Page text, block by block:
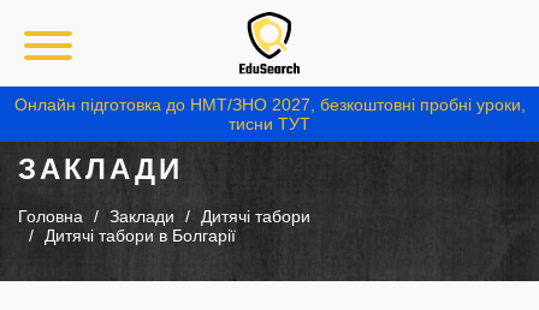
Онлайн підготовка до НМТ/ЗНО 2027, безкоштовні пробні уроки,
тисни ТУТ
ЗАКЛАДИ
Головна Заклади
Дитячі табори
Дитячі табори в Болгарії